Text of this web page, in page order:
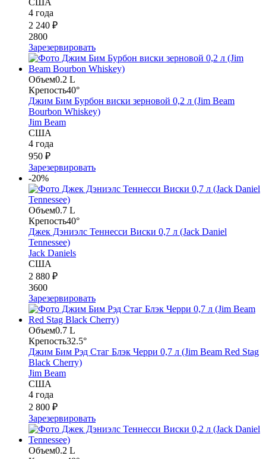
4 года
2 240 ₽
2800
Зарезервировать
Объем0.2 L
Крепость40°
Джим Бим Бурбон виски зерновой 0,2 л (Jim Beam
Bourbon Whiskey)
Jim Beam
США
4 года
950 ₽
Зарезервировать
-20%
Объем0.7 L
Крепость40°
Джек Дэниэлс Теннесси Виски 0,7 л (Jack Daniel
Tennessee)
Jack Daniels
США
2 880 ₽
3600
Зарезервировать
Объем0.7 L
Крепость32.5°
Джим Бим Рэд Стаг Блэк Черри 0,7 л (Jim Beam Red Stag
Black Cherry)
Jim Beam
США
4 года
2 800 ₽
Зарезервировать
Объем0.2 L